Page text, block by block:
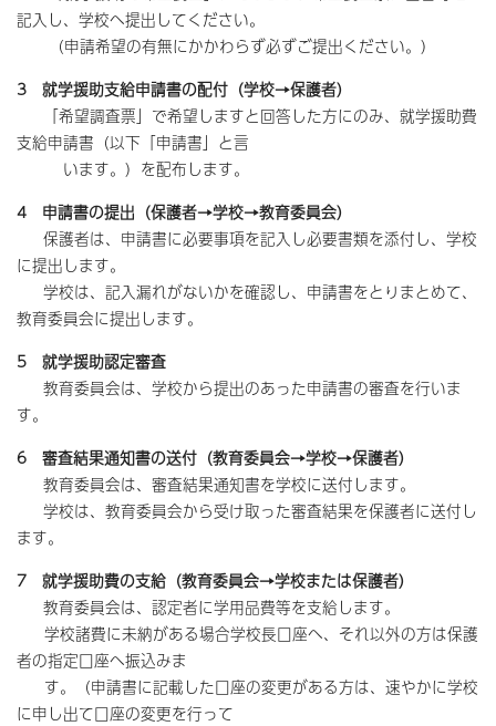
記入し、学校へ提出してください。
（申請希望の有無にかかわらず必ずご提出ください。）
3 就学援助支給申請書の配付（学校→保護者）
「希望調査票」で希望しますと回答した方にのみ、就学援助費
支給申請書（以下「申請書」と言
います。）を配布します。
4 申請書の提出（保護者→学校→教育委員会）
保護者は、申請書に必要事項を記入し必要書類を添付し、学校
に提出します。
学校は、記入漏れがないかを確認し、申請書をとりまとめて、
教育委員会に提出します。
5 就学援助認定審査
教育委員会は、学校から提出のあった申請書の審査を行いま
す。
6 審査結果通知書の送付（教育委員会→学校→保護者）
教育委員会は、審査結果通知書を学校に送付します。
学校は、教育委員会から受け取った審査結果を保護者に送付し
ます。
7 就学援助費の支給（教育委員会→学校または保護者）
教育委員会は、認定者に学用品費等を支給します。
学校諸費に未納がある場合学校長口座へ、それ以外の方は保護
者の指定口座へ振込みま
す。（申請書に記載した口座の変更がある方は、速やかに学校
に申し出て口座の変更を行って